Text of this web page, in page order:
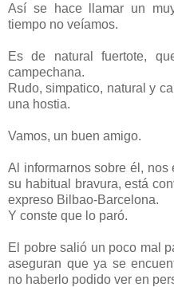
Así se hace llamar un
tiempo no veíamos.
Es de natural fuertote,
campechana.
Rudo, simpatico, natural y
una hostia.
Vamos, un buen amigo.
Al informarnos sobre él,
su habitual bravura, está
expreso Bilbao-Barcelona.
Y conste que lo paró.
El pobre salió un poco mal
aseguran que ya se
no haberlo podido ver en